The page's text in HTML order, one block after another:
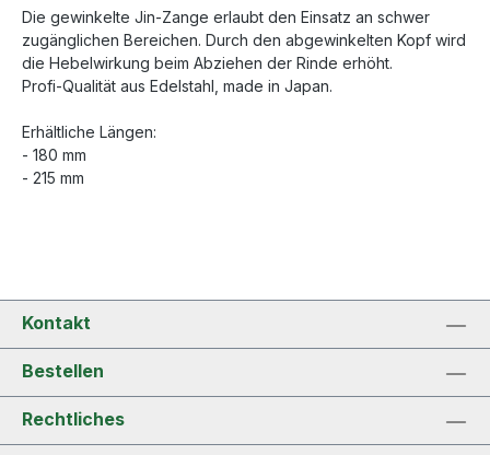
Die gewinkelte Jin-Zange erlaubt den Einsatz an schwer
zugänglichen Bereichen. Durch den abgewinkelten Kopf wird
die Hebelwirkung beim Abziehen der Rinde erhöht.
Profi-Qualität aus Edelstahl, made in Japan.
Erhältliche Längen:
- 180 mm
- 215 mm
Kontakt
Bestellen
Rechtliches